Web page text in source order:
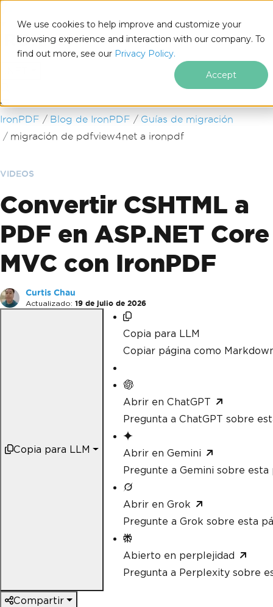
We use cookies to help improve and customize your
browsing experience and interaction with our company. To
find out more, see our Privacy Policy.
Accept
Saltar al pie de página
IronPDF Blog de IronPDF
Guías de migración
migración de pdfview4net a ironpdf
VIDEOS
Convertir CSHTML a
PDF en ASP.NET Core
MVC con IronPDF
Curtis Chau
Actualizado: 19 de julio de 2026
Copia para LLM
Copia para LLM
Copiar página como
Abrir en ChatGPT
Pregunta a ChatGPT sobre
Abrir en Gemini
Pregunte a Gemini sobre esta
Abrir en Grok
Pregunte a Grok sobre esta
Abierto en perplejidad
Pregunta a Perplexity sobre
Compartir